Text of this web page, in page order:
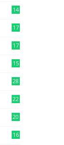
14
17
17
15
28
22
20
16